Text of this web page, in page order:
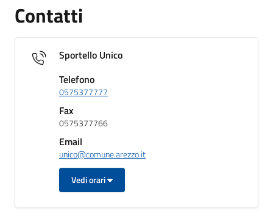
Contatti
Sportello Unico
Telefono
0575377777
Fax
0575377766
Email
unico@comune.arezzo.it
Vedi orari